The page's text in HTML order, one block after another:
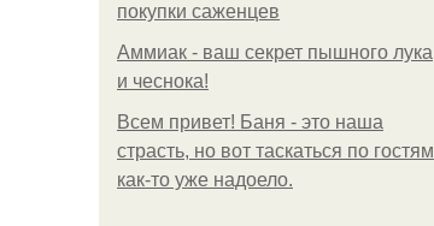
покупки саженцев
Аммиак - ваш секрет пышного лука
и чеснока!
Всем привет! Баня - это наша
страсть, но вот таскаться по гостям
как-то уже надоело.